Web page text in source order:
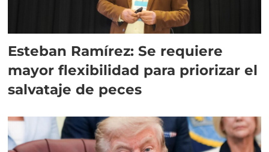
Esteban Ramírez: Se requiere
mayor flexibilidad para priorizar el
salvataje de peces